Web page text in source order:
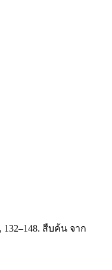
132–148. สืบค้น จาก